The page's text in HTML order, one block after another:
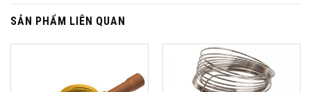
SẢN PHẨM LIÊN QUAN